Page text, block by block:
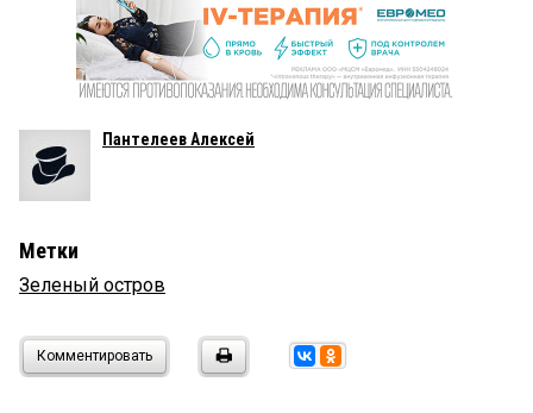
Пантелеев Алексей
Метки
Зеленый остров
Комментировать